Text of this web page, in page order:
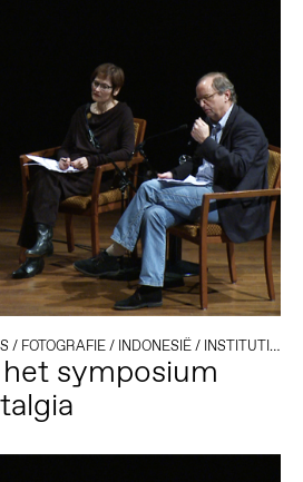
/ FOTOGRAFIE/ INDONESIË/ INSTITUTIONELE KRITIEK
symposium